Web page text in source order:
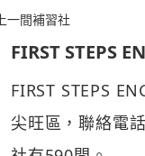
一間補習社
FIRST STEPS
FIRST STEPS
尖旺區，聯絡電